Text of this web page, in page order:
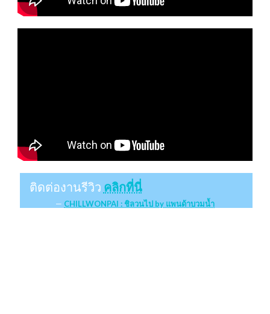
ติดต่องานรีวิว คลิกที่นี่
CHILLWONPAI : ชิลวนไป by แพนด้าบวมน้ำ